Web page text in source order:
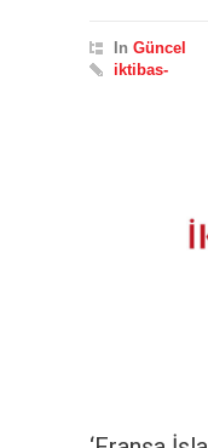
In Güncel
iktibas-